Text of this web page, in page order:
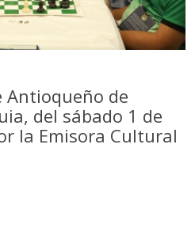
Antioqueño de
del sábado 1 de
la Emisora Cultural